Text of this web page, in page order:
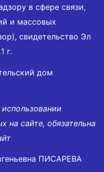
в сфере связи,
и массовых
свидетельство Эл
г.
дом
на сайте, обязательна
ПИСАРЕВА